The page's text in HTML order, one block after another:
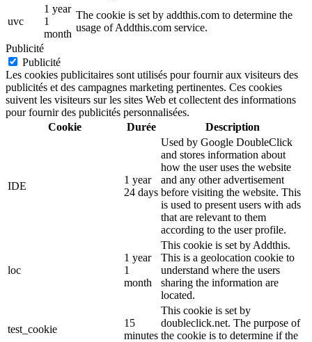
uvc
1 year
1
month
The cookie is set by addthis.com to determine the
usage of Addthis.com service.
Publicité
Publicité
Les cookies publicitaires sont utilisés pour fournir aux visiteurs des
publicités et des campagnes marketing pertinentes. Ces cookies
suivent les visiteurs sur les sites Web et collectent des informations
pour fournir des publicités personnalisées.
Cookie
Durée Description
IDE
1 year
24 days
Used by Google DoubleClick
and stores information about
how the user uses the website
and any other advertisement
before visiting the website. This
is used to present users with ads
that are relevant to them
according to the user profile.
loc
1 year
1
month
This cookie is set by Addthis.
This is a geolocation cookie to
understand where the users
sharing the information are
located.
test_cookie
15
minutes
This cookie is set by
doubleclick.net. The purpose of
the cookie is to determine if the